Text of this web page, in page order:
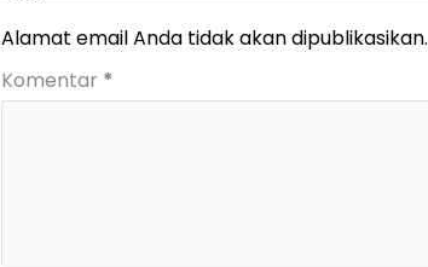
Alamat email Anda tidak akan dipublikasikan.
Komentar *